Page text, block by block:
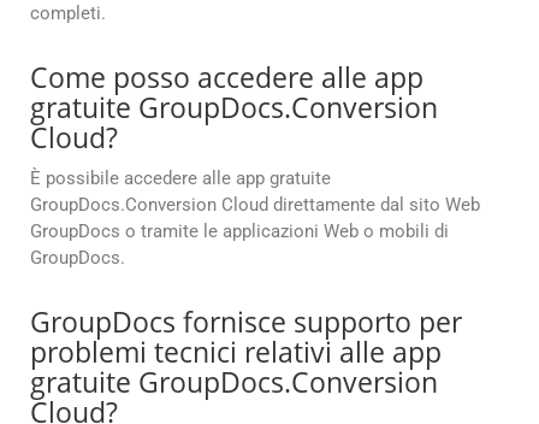
completi.
Come posso accedere alle app
gratuite GroupDocs.Conversion
Cloud?
È possibile accedere alle app gratuite
GroupDocs.Conversion Cloud direttamente dal sito Web
GroupDocs o tramite le applicazioni Web o mobili di
GroupDocs.
GroupDocs fornisce supporto per
problemi tecnici relativi alle app
gratuite GroupDocs.Conversion
Cloud?